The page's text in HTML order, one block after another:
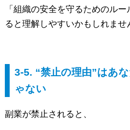
「組織の安全を守るためのル
ると理解しやすいかもしれませ
3-5. “禁止の理由”はあ
ゃない
副業が禁止されると、